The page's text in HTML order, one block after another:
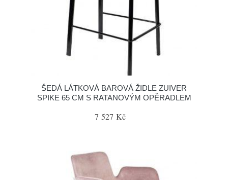
ŠEDÁ LÁTKOVÁ BAROVÁ ŽIDLE ZUIVER
SPIKE 65 CM S RATANOVÝM OPĚRADLEM
7 527 Kč